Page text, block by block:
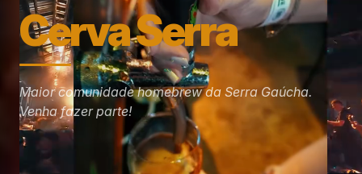
Cerva Serra
Maior comunidade homebrew da Serra Gaúcha.
Venha fazer parte!